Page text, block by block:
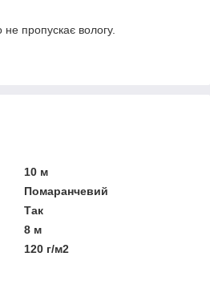
пропускає вологу.
10 м
Помаранчевий
Так
8 м
120 г/м2